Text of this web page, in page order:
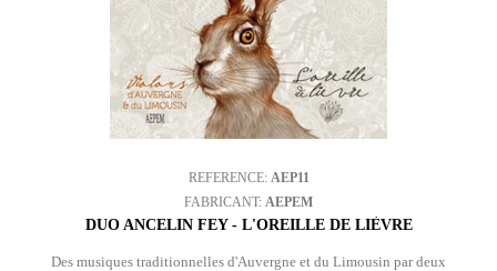
REFERENCE: AEP11
FABRICANT: AEPEM
DUO ANCELIN FEY - L'OREILLE DE LIÈVRE
Des musiques traditionnelles d'Auvergne et du Limousin par deux